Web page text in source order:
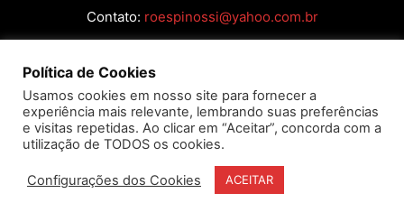
Contato: roespinossi@yahoo.com.br
Política de Cookies
Usamos cookies em nosso site para fornecer a
experiência mais relevante, lembrando suas preferências
e visitas repetidas. Ao clicar em “Aceitar”, concorda com a
utilização de TODOS os cookies.
Configurações dos Cookies ACEITAR